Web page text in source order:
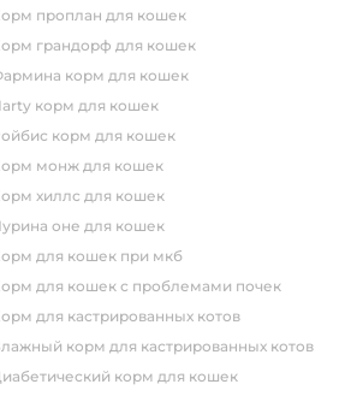
корм проплан для кошек
корм грандорф для кошек
фармина корм для кошек
harty корм для кошек
ройбис корм для кошек
корм монж для кошек
корм хиллс для кошек
пурина оне для кошек
корм для кошек при мкб
корм для кошек с проблемами почек
Корм для кастрированных котов
влажный корм для кастрированных котов
диабетический корм для кошек